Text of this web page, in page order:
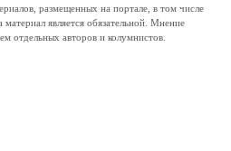
размещенных на портале, в том числе
является обязательной. Мнение
отдельных авторов и колумнистов.